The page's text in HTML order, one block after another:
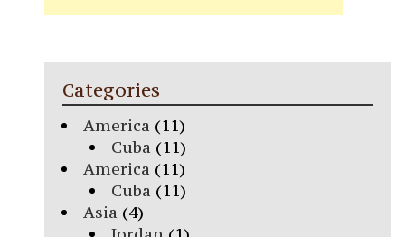
Categories
America (11)
Cuba (11)
America (11)
Cuba (11)
Asia (4)